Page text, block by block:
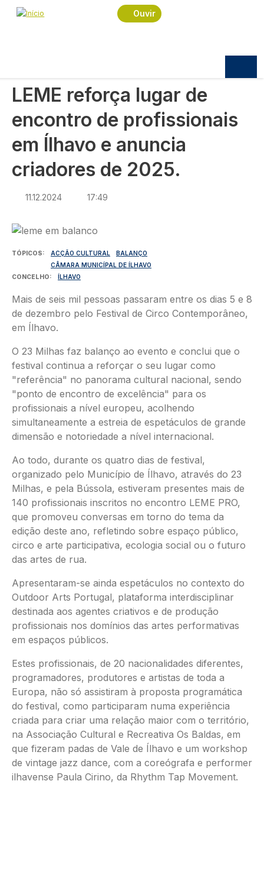
Passar para o conteúdo principal
Ouvir
Navegação estrutural
Início
Política
LEME reforça lugar de encontro de profissionais
LEME reforça lugar de
encontro de profissionais
em Ílhavo e anuncia
criadores de 2025.
11.12.2024 17:49
Imagem
TÓPICOS ACÇÃO CULTURAL
BALANÇO
CÂMARA MUNICÍPAL DE ÍLHAVO
CONCELHO
ÍLHAVO
Mais de seis mil pessoas passaram entre os dias 5 e 8
de dezembro pelo Festival de Circo Contemporâneo,
em Ílhavo.
O 23 Milhas faz balanço ao evento e conclui que o
festival continua a reforçar o seu lugar como
"referência" no panorama cultural nacional, sendo
"ponto de encontro de excelência" para os
profissionais a nível europeu, acolhendo
simultaneamente a estreia de espetáculos de grande
dimensão e notoriedade a nível internacional.
Ao todo, durante os quatro dias de festival,
organizado pelo Município de Ílhavo, através do 23
Milhas, e pela Bússola, estiveram presentes mais de
140 profissionais inscritos no encontro LEME PRO,
que promoveu conversas em torno do tema da
edição deste ano, refletindo sobre espaço público,
circo e arte participativa, ecologia social ou o futuro
das artes de rua.
Apresentaram-se ainda espetáculos no contexto do
Outdoor Arts Portugal, plataforma interdisciplinar
destinada aos agentes criativos e de produção
profissionais nos domínios das artes performativas
em espaços públicos.
Estes profissionais, de 20 nacionalidades diferentes,
programadores, produtores e artistas de toda a
Europa, não só assistiram à proposta programática
do festival, como participaram numa experiência
criada para criar uma relação maior com o território,
na Associação Cultural e Recreativa Os Baldas, em
que fizeram padas de Vale de Ílhavo e um workshop
de vintage jazz dance, com a coreógrafa e performer
ilhavense Paula Cirino, da Rhythm Tap Movement.